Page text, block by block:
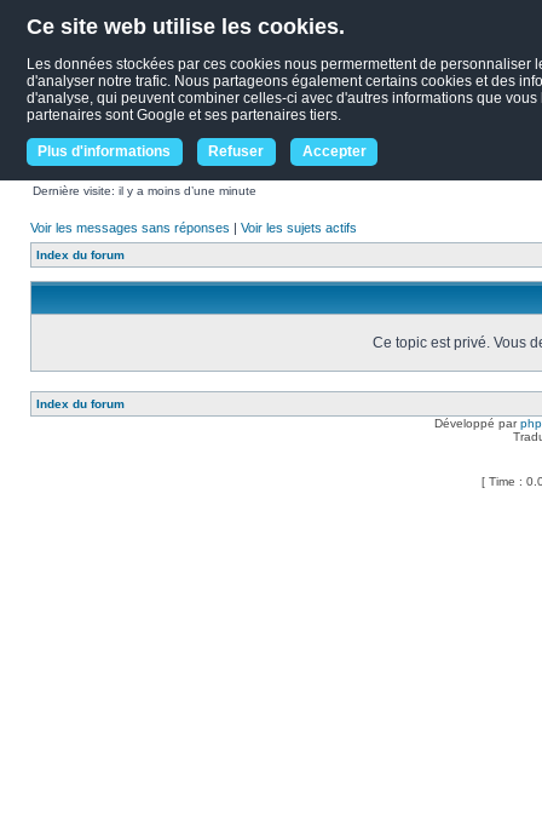
Ce site web utilise les cookies.
Les données stockées par ces cookies nous permermettent de
d'analyser notre trafic. Nous partageons également certains cookies et des
d'analyse, qui peuvent combiner celles-ci avec d'autres informations que
partenaires sont Google et ses partenaires tiers.
Plus d'informations Refuser Accepter
Dernière visite: il y a moins d’une minute
Voir les messages sans réponses | Voir les sujets actifs
Index du forum
Ce topic est privé. Vous
Index du forum
Développé par
[ Time :